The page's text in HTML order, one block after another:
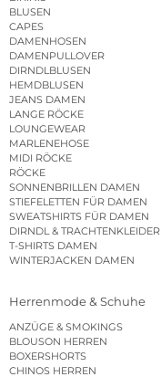
BLUSEN
CAPES
DAMENHOSEN
DAMENPULLOVER
DIRNDLBLUSEN
HEMDBLUSEN
JEANS DAMEN
LANGE RÖCKE
LOUNGEWEAR
MARLENEHOSE
MIDI RÖCKE
RÖCKE
SONNENBRILLEN DAMEN
STIEFELETTEN FÜR DAMEN
SWEATSHIRTS FÜR DAMEN
DIRNDL & TRACHTENKLEIDER
T-SHIRTS DAMEN
WINTERJACKEN DAMEN
Herrenmode & Schuhe
ANZÜGE & SMOKINGS
BLOUSON HERREN
BOXERSHORTS
CHINOS HERREN